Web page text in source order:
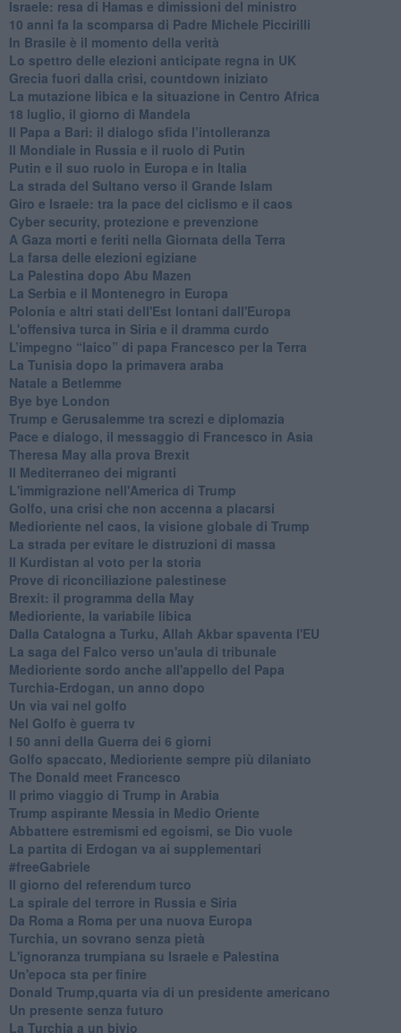
Israele: resa di Hamas e dimissioni del ministro
10 anni fa la scomparsa di Padre Michele Piccirilli
In Brasile è il momento della verità
Lo spettro delle elezioni anticipate regna in UK
Grecia fuori dalla crisi, countdown iniziato
La mutazione libica e la situazione in Centro Africa
18 luglio, il giorno di Mandela
Il Papa a Bari: il dialogo sfida l’intolleranza
Il Mondiale in Russia e il ruolo di Putin
Putin e il suo ruolo in Europa e in Italia
La strada del Sultano verso il Grande Islam
Giro e Israele: tra la pace del ciclismo e il caos
Cyber security, protezione e prevenzione
A Gaza morti e feriti nella Giornata della Terra
La farsa delle elezioni egiziane
La Palestina dopo Abu Mazen
La Serbia e il Montenegro in Europa
Polonia e altri stati dell'Est lontani dall'Europa
L'offensiva turca in Siria e il dramma curdo
L’impegno “laico” di papa Francesco per la Terra
La Tunisia dopo la primavera araba
Natale a Betlemme
Bye bye London
Trump e Gerusalemme tra screzi e diplomazia
Pace e dialogo, il messaggio di Francesco in Asia
Theresa May alla prova Brexit
Il Mediterraneo dei migranti
L'immigrazione nell'America di Trump
Golfo, una crisi che non accenna a placarsi
Medioriente nel caos, la visione globale di Trump
La strada per evitare le distruzioni di massa
Il Kurdistan al voto per la storia
Prove di riconciliazione palestinese
Brexit: il programma della May
Medioriente, la variabile libica
Dalla Catalogna a Turku, Allah Akbar spaventa l'EU
La saga del Falco verso un'aula di tribunale
Medioriente sordo anche all'appello del Papa
Turchia-Erdogan, un anno dopo
Un via vai nel golfo
Nel Golfo è guerra tv
I 50 anni della Guerra dei 6 giorni
Golfo spaccato, Medioriente sempre più dilaniato
The Donald meet Francesco
Il primo viaggio di Trump in Arabia
Trump aspirante Messia in Medio Oriente
Abbattere estremismi ed egoismi, se Dio vuole
La partita di Erdogan va ai supplementari
#freeGabriele
Il giorno del referendum turco
La spirale del terrore in Russia e Siria
Da Roma a Roma per una nuova Europa
Turchia, un sovrano senza pietà
L'ignoranza trumpiana su Israele e Palestina
Un'epoca sta per finire
Donald Trump,quarta via di un presidente americano
Un presente senza futuro
La Turchia a un bivio